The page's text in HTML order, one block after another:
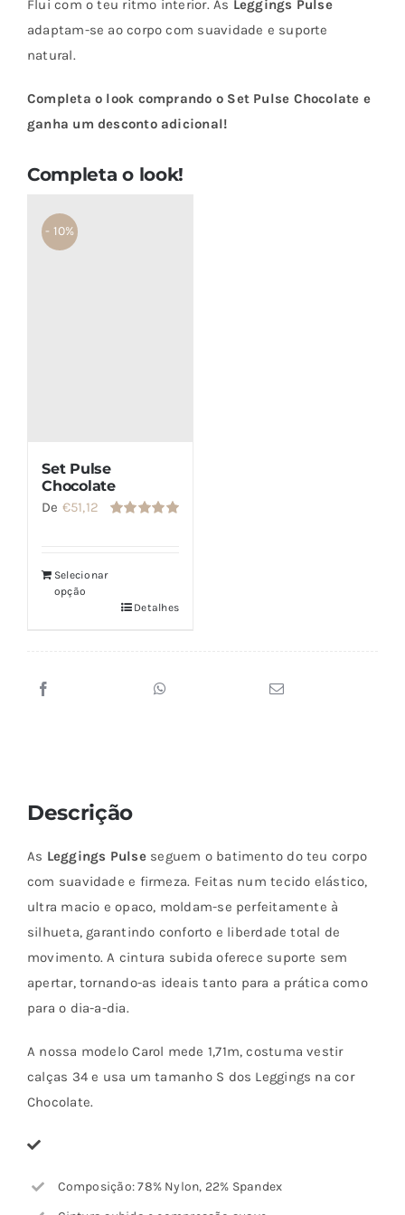
Pulse
Chocolate
Flui com o teu ritmo interior. As Leggings Pulse
adaptam-se ao corpo com suavidade e suporte
natural.
Completa o look comprando o Set Pulse Chocolate e
ganha um desconto adicional!
Completa o look!
- 10%
Set Pulse
Chocolate
De €51,12
Selecionar
opção
Detalhes
Descrição
As Leggings Pulseseguem o batimento do teu corpo
com suavidade e firmeza. Feitas num tecido elástico,
ultra macio e opaco, moldam-se perfeitamente à
silhueta, garantindo conforto e liberdade total de
movimento. A cintura subida oferece suporte sem
apertar, tornando-as ideais tanto para a prática como
para o dia-a-dia.
A nossa modelo Carol mede 1,71m, costuma vestir
calças 34 e usa um tamanho S dos Leggings na cor
Chocolate.
Composição: 78% Nylon, 22% Spandex